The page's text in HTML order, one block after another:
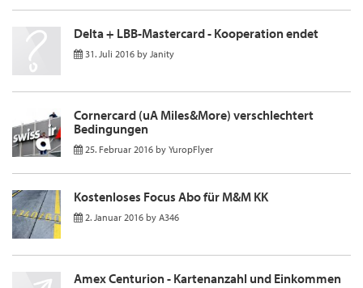
Delta + LBB-Mastercard - Kooperation endet
31. Juli 2016 by Janity
Cornercard (uA Miles&More) verschlechtert
Bedingungen
25. Februar 2016 by YuropFlyer
Kostenloses Focus Abo für M&M KK
2. Januar 2016 by A346
Amex Centurion - Kartenanzahl und Einkommen